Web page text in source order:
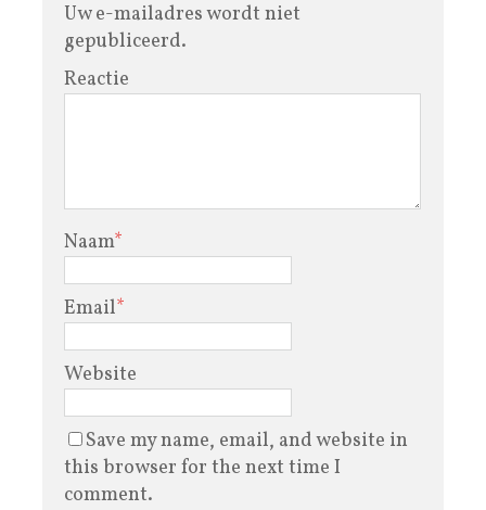
Uw e-mailadres wordt niet
gepubliceerd.
Reactie
Naam*
Email*
Website
Save my name, email, and website in
this browser for the next time I
comment.